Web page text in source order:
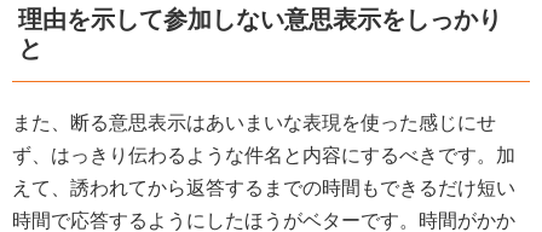
理由を示して参加しない意思表示をしっかり
と
また、断る意思表示はあいまいな表現を使った感じにせ
ず、はっきり伝わるような件名と内容にするべきです。加
えて、誘われてから返答するまでの時間もできるだけ短い
時間で応答するようにしたほうがベターです。時間がかか